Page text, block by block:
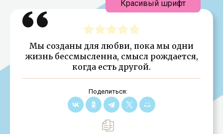
Мы созданы для любви, пока мы одни
жизнь бессмысленна, смысл рождается,
когда есть другой.
Поделиться:
Красивый шрифт